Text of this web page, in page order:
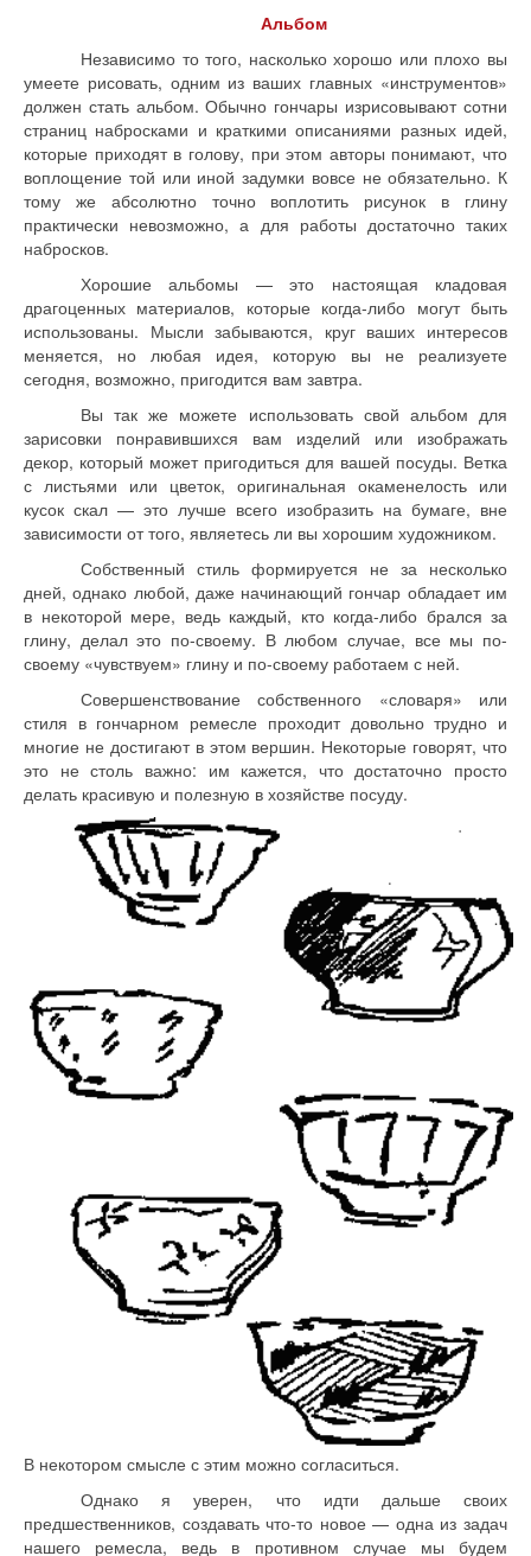
Альбом
Независимо то того, насколько хорошо или плохо вы
умеете рисовать, одним из ваших главных «инструментов»
должен стать альбом. Обычно гончары изрисовывают сотни
страниц набросками и краткими описаниями разных идей,
которые приходят в голову, при этом авторы понимают, что
воплощение той или иной задумки вовсе не обязательно. К
тому же абсолютно точно воплотить рисунок в глину
практически невозможно, а для работы достаточно таких
набросков.
Хорошие альбомы — это настоящая кладовая
драгоценных материалов, которые когда-либо могут быть
использованы. Мысли забываются, круг ваших интересов
меняется, но любая идея, которую вы не реализуете
сегодня, возможно, пригодится вам завтра.
Вы так же можете использовать свой альбом для
зарисовки понравившихся вам изделий или изображать
декор, который может пригодиться для вашей посуды. Ветка
с листьями или цветок, оригинальная окаменелость или
кусок скал — это лучше всего изобразить на бумаге, вне
зависимости от того, являетесь ли вы хорошим художником.
Собственный стиль формируется не за несколько
дней, однако любой, даже начинающий гончар обладает им
в некоторой мере, ведь каждый, кто когда-либо брался за
глину, делал это по-своему. В любом случае, все мы по-
своему «чувствуем» глину и по-своему работаем с ней.
Совершенствование собственного «словаря» или
стиля в гончарном ремесле проходит довольно трудно и
многие не достигают в этом вершин. Некоторые говорят, что
это не столь важно: им кажется, что достаточно просто
делать красивую и полезную в хозяйстве посуду.
В некотором смысле с этим можно согласиться.
Однако я уверен, что идти дальше своих
предшественников, создавать что-то новое — одна из задач
нашего ремесла, ведь в противном случае мы будем